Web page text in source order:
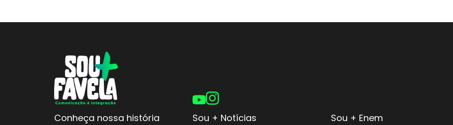
Conheça nossa história Sou + Notícias Sou + Enem